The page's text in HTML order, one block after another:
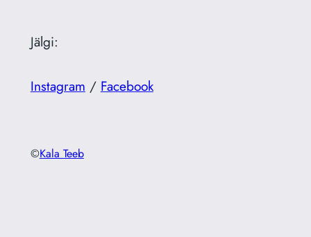
Jälgi:
Instagram / Facebook
©Kala Teeb